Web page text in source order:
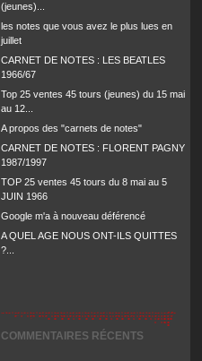
(jeunes)...
les notes que vous avez le plus lues en
juillet
CARNET DE NOTES : LES BEATLES
1966/67
Top 25 ventes 45 tours (jeunes) du 15 mai
au 12...
A propos des "carnets de notes"
CARNET DE NOTES : FLORENT PAGNY
1987/1997
TOP 25 ventes 45 tours du 8 mai au 5
JUIN 1966
Google m'a à nouveau déférencé
A QUEL AGE NOUS ONT-ILS QUITTES
?...
COMMENTAIRES RÉCENTS